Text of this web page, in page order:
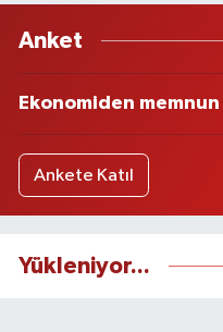
Anket
Ekonomiden
Ankete Katıl
Yükleniyor...